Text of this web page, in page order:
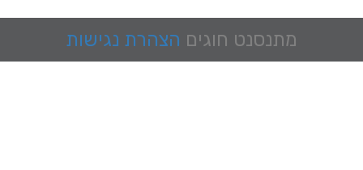
מתנסנט חוגים הצהרת נגישות